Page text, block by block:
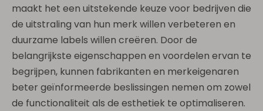
maakt het een uitstekende keuze voor bedrijven die
de uitstraling van hun merk willen verbeteren en
duurzame labels willen creëren. Door de
belangrijkste eigenschappen en voordelen ervan te
begrijpen, kunnen fabrikanten en merkeigenaren
beter geïnformeerde beslissingen nemen om zowel
de functionaliteit als de esthetiek te optimaliseren.